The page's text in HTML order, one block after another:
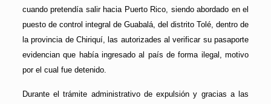
cuando pretendía salir hacia Puerto Rico, siendo abordado en el
puesto de control integral de Guabalá, del distrito Tolé, dentro de
la provincia de Chiriquí, las autorizades al verificar su pasaporte
evidencian que había ingresado al país de forma ilegal, motivo
por el cual fue detenido.
Durante el trámite administrativo de expulsión y gracias a las